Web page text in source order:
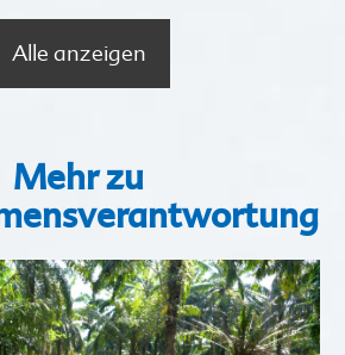
Alle anzeigen
Mehr zu